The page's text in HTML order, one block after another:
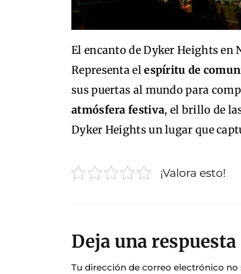
El encanto de Dyker Heights en
Representa elespíritu de
sus puertas al mundo para
atmósfera festiva, el brillo de
Dyker Heights un lugar que
¡Valora esto!
Deja una respuesta
Tu dirección de correo electrónico no